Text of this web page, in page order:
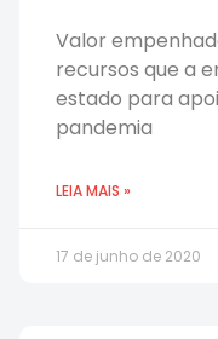
Valor
recursos que a
estado para
pandemia
LEIA MAIS »
17 de junho de 2020